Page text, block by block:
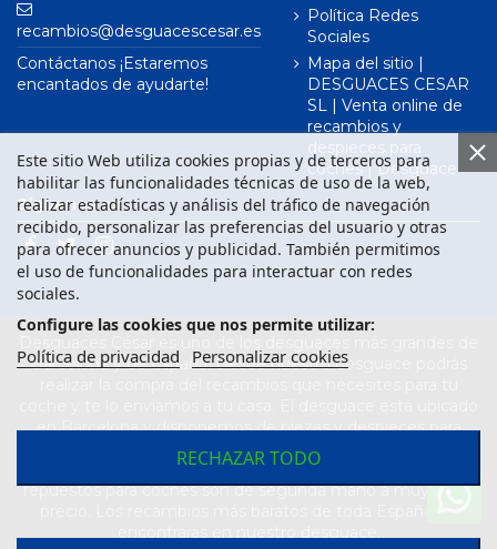
recambios@desguacescesar.es
Contáctanos ¡Estaremos
encantados de ayudarte!
Política Redes
Sociales
Mapa del sitio |
DESGUACES CESAR
SL | Venta online de
recambios y
despieces para
coches | Desguace
Este sitio Web utiliza cookies propias y de terceros para
habilitar las funcionalidades técnicas de uso de la web,
realizar estadísticas y análisis del tráfico de navegación
recibido, personalizar las preferencias del usuario y otras
para ofrecer anuncios y publicidad. También permitimos
el uso de funcionalidades para interactuar con redes
sociales.
Configure las cookies que nos permite utilizar:
Política de privacidad Personalizar cookies
RECHAZAR TODO
Síguenos en
Barcelona y de España. Desde nuestro desguace podrás
en Barcelona y disponemos de piezas y despieces para
todas las marcas de vehículos. Compra el recambio que
necesitas para tu coche en nuestro desguace. Los
repuestos para coches son de segunda mano a muy buen